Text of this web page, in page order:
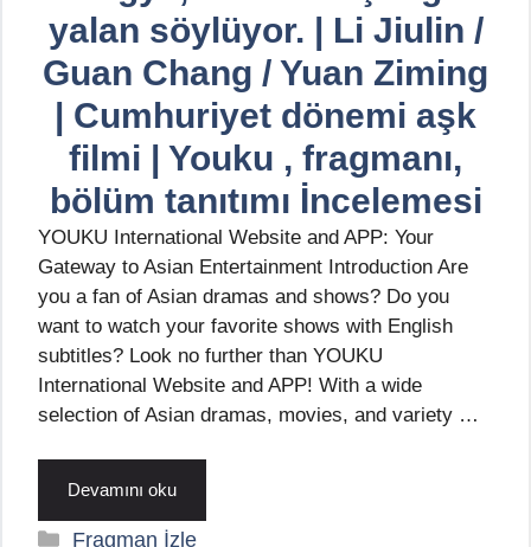
yalan söylüyor. | Li Jiulin /
Guan Chang / Yuan Ziming
| Cumhuriyet dönemi aşk
filmi | Youku , fragmanı,
bölüm tanıtımı İncelemesi
YOUKU International Website and APP: Your
Gateway to Asian Entertainment Introduction Are
you a fan of Asian dramas and shows? Do you
want to watch your favorite shows with English
subtitles? Look no further than YOUKU
International Website and APP! With a wide
selection of Asian dramas, movies, and variety …
Devamını oku
Kategoriler
Fragman İzle